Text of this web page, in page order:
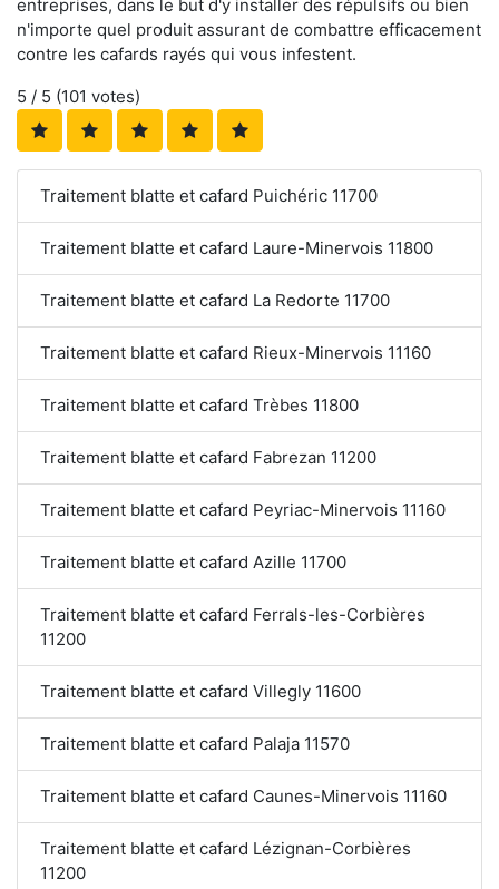
entreprises, dans le but d'y installer des répulsifs ou bien
n'importe quel produit assurant de combattre efficacement
contre les cafards rayés qui vous infestent.
5 / 5 (101 votes)
Traitement blatte et cafard Puichéric 11700
Traitement blatte et cafard Laure-Minervois 11800
Traitement blatte et cafard La Redorte 11700
Traitement blatte et cafard Rieux-Minervois 11160
Traitement blatte et cafard Trèbes 11800
Traitement blatte et cafard Fabrezan 11200
Traitement blatte et cafard Peyriac-Minervois 11160
Traitement blatte et cafard Azille 11700
Traitement blatte et cafard Ferrals-les-Corbières
11200
Traitement blatte et cafard Villegly 11600
Traitement blatte et cafard Palaja 11570
Traitement blatte et cafard Caunes-Minervois 11160
Traitement blatte et cafard Lézignan-Corbières
11200